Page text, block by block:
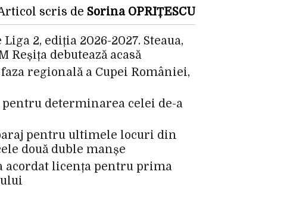
scris de Sorina OPRIȚESCU
2, ediția 2026-2027. Steaua,
Reșița debutează acasă
regională a Cupei României,
determinarea celei de-a
pentru ultimele locuri din
două duble manșe
acordat licența pentru prima